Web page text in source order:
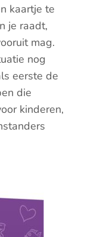
kaartje te
je raadt,
mag.
nog
eerste de
die
kinderen,